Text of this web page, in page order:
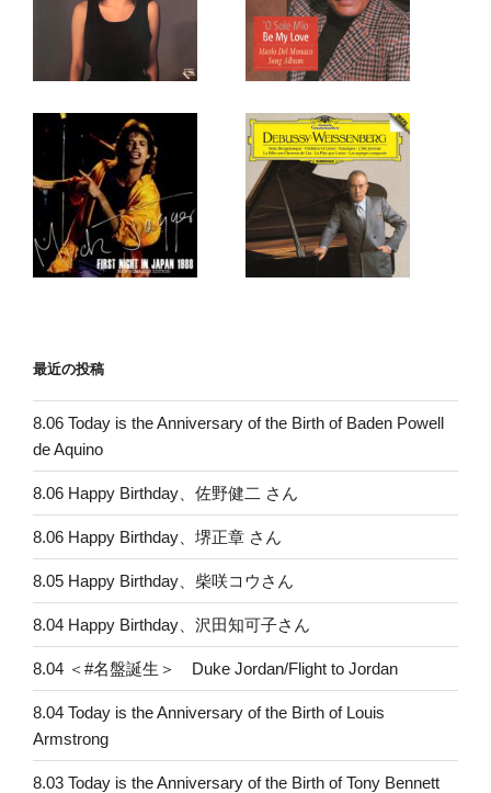
最近の投稿
8.06 Today is the Anniversary of the Birth of Baden Powell
de Aquino
8.06 Happy Birthday、佐野健二 さん
8.06 Happy Birthday、堺正章 さん
8.05 Happy Birthday、柴咲コウさん
8.04 Happy Birthday、沢田知可子さん
8.04 ＜#名盤誕生＞ Duke Jordan/Flight to Jordan
8.04 Today is the Anniversary of the Birth of Louis
Armstrong
8.03 Today is the Anniversary of the Birth of Tony Bennett